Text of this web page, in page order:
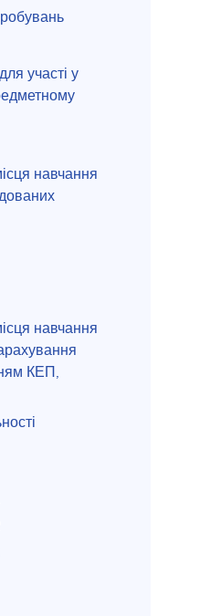
участі у
навчання
навчання
КЕП,